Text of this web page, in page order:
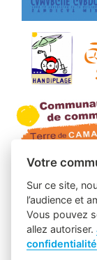
Votre
Sur ce site,
l’audience et
Vous pouvez
allez autoriser.
confidentialité